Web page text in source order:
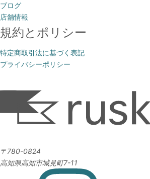
ブログ
店舗情報
規約とポリシー
特定商取引法に基づく表記
プライバシーポリシー
〒780-0824
高知県高知市城見町7-11